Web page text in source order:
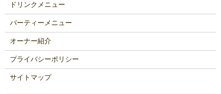
ドリンクメニュー
パーティーメニュー
オーナー紹介
プライバシーポリシー
サイトマップ